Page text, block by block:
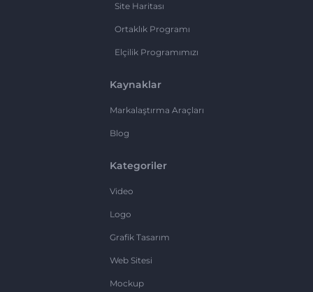
Site Haritası
Ortaklık Programı
Elçilik Programımızı
Kaynaklar
Markalaştırma Araçları
Blog
Kategoriler
Video
Logo
Grafik Tasarım
Web Sitesi
Mockup